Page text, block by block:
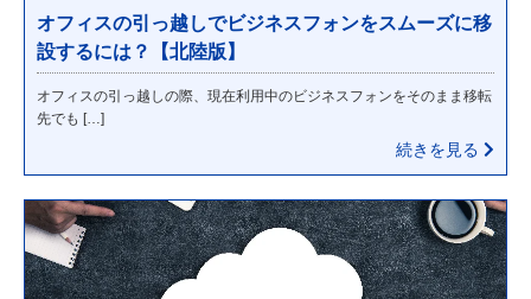
オフィスの引っ越しでビジネスフォンをスムーズに移
設するには？【北陸版】
オフィスの引っ越しの際、現在利用中のビジネスフォンをそのまま移転
先でも […]
続きを見る